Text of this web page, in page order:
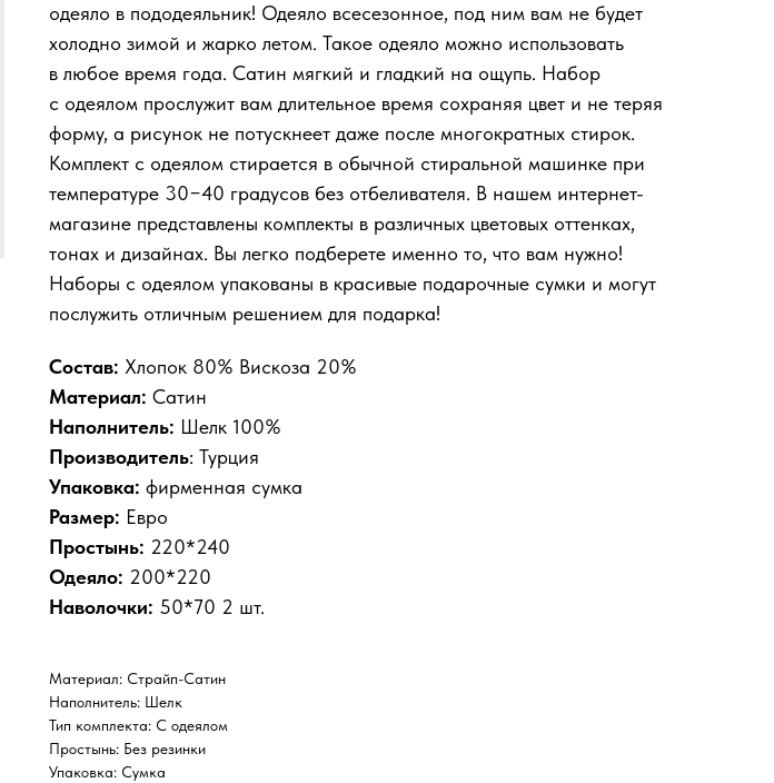
одеяло в пододеяльник! Одеяло всесезонное, под ним вам не будет
холодно зимой и жарко летом. Такое одеяло можно использовать
в любое время года. Сатин мягкий и гладкий на ощупь. Набор
с одеялом прослужит вам длительное время сохраняя цвет и не теряя
форму, а рисунок не потускнеет даже после многократных стирок.
Комплект с одеялом стирается в обычной стиральной машинке при
температуре 30−40 градусов без отбеливателя. В нашем интернет-
магазине представлены комплекты в различных цветовых оттенках,
тонах и дизайнах. Вы легко подберете именно то, что вам нужно!
Наборы с одеялом упакованы в красивые подарочные сумки и могут
послужить отличным решением для подарка!
Состав: Хлопок 80% Вискоза 20%
Материал: Сатин
Наполнитель: Шелк 100%
Производитель: Турция
Упаковка: фирменная сумка
Размер: Евро
Простынь: 220*240
Одеяло: 200*220
Наволочки: 50*70 2 шт.
Материал: Страйп-Сатин
Наполнитель: Шелк
Тип комплекта: С одеялом
Простынь: Без резинки
Упаковка: Сумка